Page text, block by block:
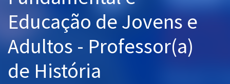
Questões grátis
Aprovados
Educação de Jovens e
Adultos - Professor(a)
de História